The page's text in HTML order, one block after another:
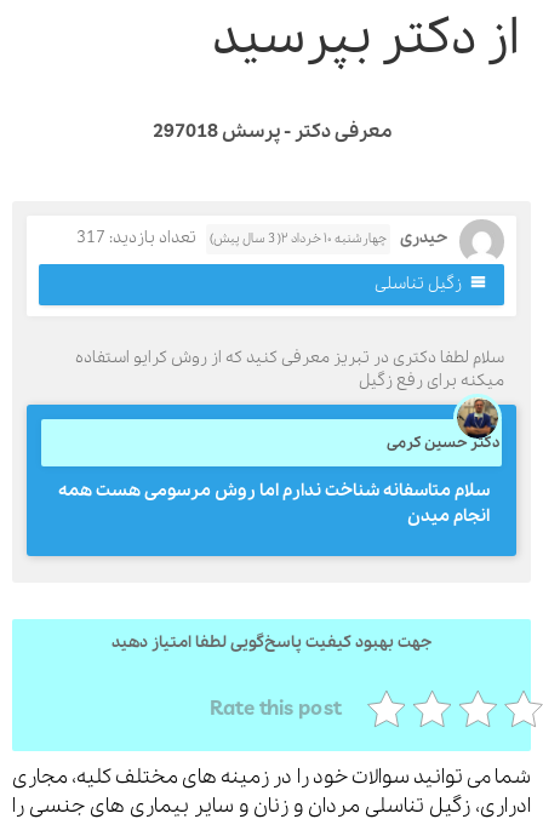
دکتر بپرسید
معرفی دکتر - پرسش 297018
حیدری چهارشنبه ۱۰ خرداد ۲( 3 سال پیش)
تعداد بازدید: 317
زگیل تناسلی
لطفا دکتری در تبریز معرفی کنید که از روش کرایو استفاده
برای رفع زگیل
دکتر حسین کرمی
سلام متاسفانه شناخت ندارم اما روش مرسومی هست همه
انجام میدن
جهت بهبود کیفیت پاسخ‌گویی لطفا امتیاز دهید
Rate this post
توانید سوالات خود را در زمینه های مختلف کلیه، مجاری
زگیل تناسلی مردان و زنان و سایر بیماری های جنسی را
ارسال
قدرت گرفته از همیارسیستم